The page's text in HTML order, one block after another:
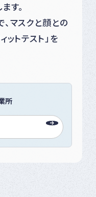
す。
マスクと顔との
トテスト」を
所